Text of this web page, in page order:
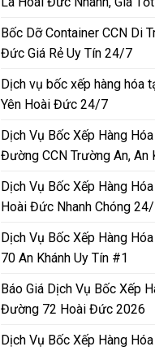
Bốc Dỡ Container CCN Di
Đức Giá Rẻ Uy Tín 24/7
Dịch vụ bốc xếp hàng hóa
Yên Hoài Đức 24/7
Dịch Vụ Bốc Xếp Hàng
Đường CCN Trường An, An
Dịch Vụ Bốc Xếp Hàng
Hoài Đức Nhanh Chóng
Dịch Vụ Bốc Xếp Hàng
70 An Khánh Uy Tín #1
Báo Giá Dịch Vụ Bốc Xếp
Đường 72 Hoài Đức 2026
Dịch Vụ Bốc Xếp Hàng